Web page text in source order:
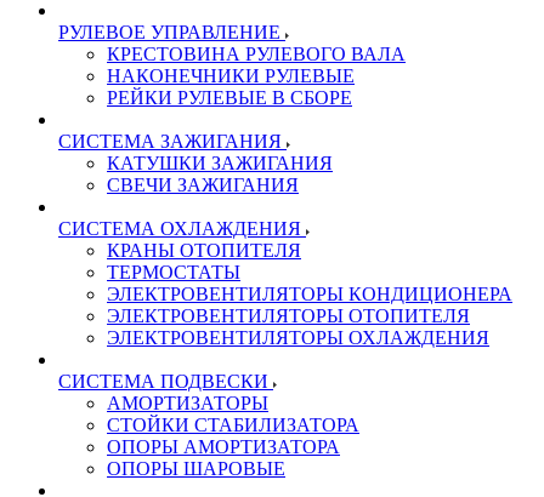
РУЛЕВОЕ УПРАВЛЕНИЕ
КРЕСТОВИНА РУЛЕВОГО ВАЛА
НАКОНЕЧНИКИ РУЛЕВЫЕ
РЕЙКИ РУЛЕВЫЕ В СБОРЕ
СИСТЕМА ЗАЖИГАНИЯ
КАТУШКИ ЗАЖИГАНИЯ
СВЕЧИ ЗАЖИГАНИЯ
СИСТЕМА ОХЛАЖДЕНИЯ
КРАНЫ ОТОПИТЕЛЯ
ТЕРМОСТАТЫ
ЭЛЕКТРОВЕНТИЛЯТОРЫ КОНДИЦИОНЕРА
ЭЛЕКТРОВЕНТИЛЯТОРЫ ОТОПИТЕЛЯ
ЭЛЕКТРОВЕНТИЛЯТОРЫ ОХЛАЖДЕНИЯ
СИСТЕМА ПОДВЕСКИ
АМОРТИЗАТОРЫ
СТОЙКИ СТАБИЛИЗАТОРА
ОПОРЫ АМОРТИЗАТОРА
ОПОРЫ ШАРОВЫЕ